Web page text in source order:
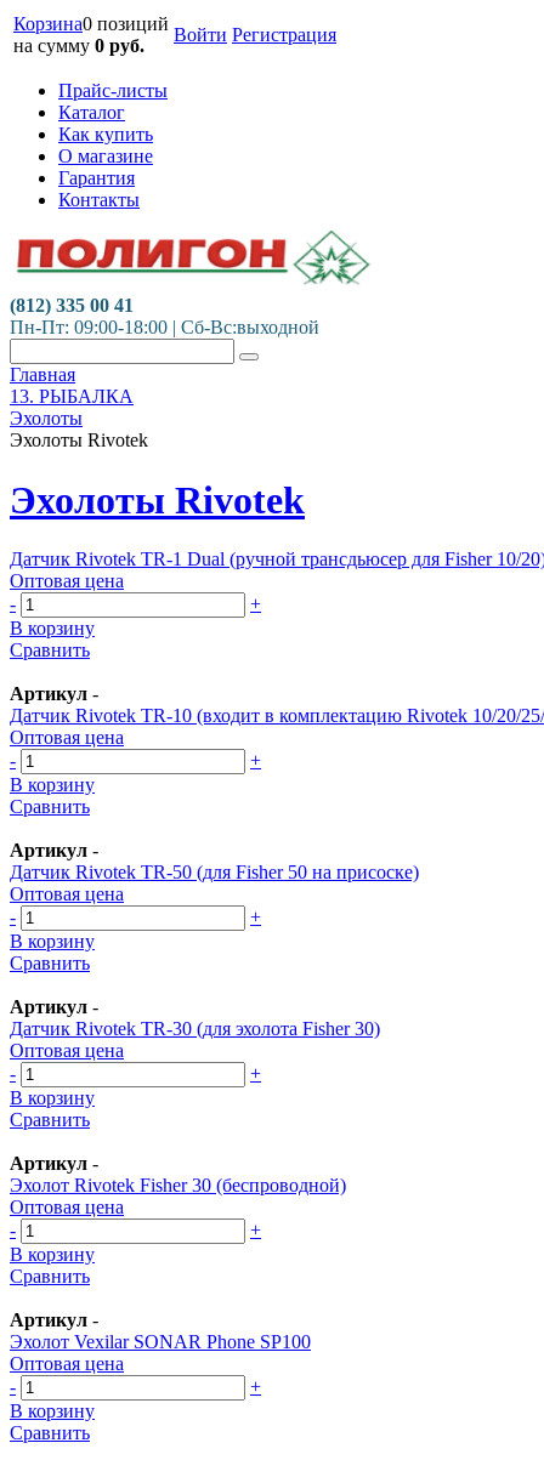
Корзина0 позиций
на сумму 0 руб.
Войти Регистрация
Прайс-листы
Каталог
Как купить
О магазине
Гарантия
Контакты
(812) 335 00 41
Пн-Пт: 09:00-18:00 | Сб-Вс:выходной
Главная
13. РЫБАЛКА
Эхолоты
Эхолоты Rivotek
Эхолоты Rivotek
Датчик Rivotek TR-1 Dual (ручной трансдьюсер для Fisher 10/
Оптовая цена
-
+
В корзину
Сравнить
Артикул -
Датчик Rivotek TR-10 (входит в комплектацию Rivotek 10/20/
Оптовая цена
-
+
В корзину
Сравнить
Артикул -
Датчик Rivotek TR-50 (для Fisher 50 на присоске)
Оптовая цена
-
+
В корзину
Сравнить
Артикул -
Датчик Rivotek TR-30 (для эхолота Fisher 30)
Оптовая цена
-
+
В корзину
Сравнить
Артикул -
Эхолот Rivotek Fisher 30 (беспроводной)
Оптовая цена
-
+
В корзину
Сравнить
Артикул -
Эхолот Vexilar SONAR Phone SP100
Оптовая цена
-
+
В корзину
Сравнить